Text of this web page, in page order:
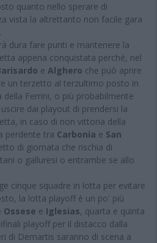
quanto nello sperare di
vista la altrettanto non facile gara
dura fare punti e mantenere la
appena conquistata perché, nel
e Alghero che può aprire
un terzetto al terzultimo posto in
Ferrini, o più probabilmente
dai playout di prendersi la
in caso di non vittoria della
perdente tra Carbonia e San
di giornata che rischia di
o galluresi o entrambe se allo
cinque squadre in lotta per evitare
la lotta playoff è un po' più
Ossese e Iglesias, quarta e quinta
playoff per il distacco dalla
di Demartis saranno di scena a